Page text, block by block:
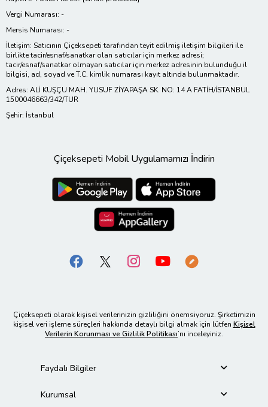
Vergi Numarası: -
Mersis Numarası: -
İletişim: Satıcının Çiçeksepeti tarafından teyit edilmiş iletişim bilgileri ile
birlikte tacir/esnaf/sanatkar olan satıcılar için merkez adresi;
tacir/esnaf/sanatkar olmayan satıcılar için merkez adresinin bulunduğu il
bilgisi, ad, soyad ve T.C. kimlik numarası kayıt altında bulunmaktadır.
Adres: ALİ KUŞÇU MAH. YUSUF ZİYAPAŞA SK. NO: 14 A FATİH/İSTANBUL
1500046663/342/TUR
Şehir: İstanbul
Çiçeksepeti Mobil Uygulamamızı İndirin
Çiçeksepeti olarak kişisel verilerinizin gizliliğini önemsiyoruz. Şirketimizin
kişisel veri işleme süreçleri hakkında detaylı bilgi almak için lütfen Kişisel
Verilerin Korunması ve Gizlilik Politikası’nı inceleyiniz.
Faydalı Bilgiler
Kurumsal